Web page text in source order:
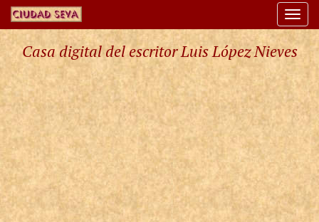
Casa digital del escritor Luis López Nieves